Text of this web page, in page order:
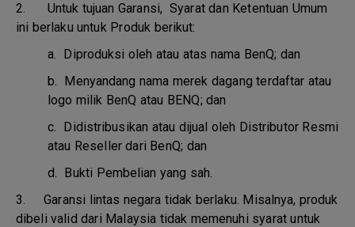
2. Untuk tujuan Garansi, Syarat dan Ketentuan Umum
ini berlaku untuk Produk berikut:
a. Diproduksi oleh atau atas nama BenQ; dan
b. Menyandang nama merek dagang terdaftar atau
logo milik BenQ atau BENQ; dan
c. Didistribusikan atau dijual oleh Distributor Resmi
atau Reseller dari BenQ; dan
d. Bukti Pembelian yang sah.
3.Garansi lintas negara tidak berlaku. Misalnya, produk
dibeli valid dari Malaysia tidak memenuhi syarat untuk